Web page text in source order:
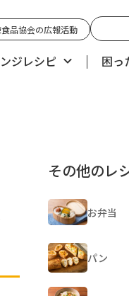
品協会の広報活動
ジレシピ 困っ
その他のレ
お弁当
パン